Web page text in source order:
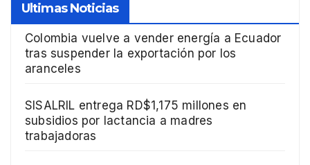
Ultimas Noticias
Colombia vuelve a vender energía a Ecuador
tras suspender la exportación por los
aranceles
SISALRIL entrega RD$1,175 millones en
subsidios por lactancia a madres
trabajadoras